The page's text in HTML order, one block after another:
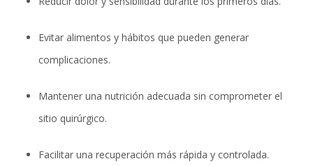
Evitar alimentos y hábitos que pueden generar
complicaciones.
Mantener una nutrición adecuada sin comprometer el
sitio quirúrgico.
Facilitar una recuperación más rápida y controlada.